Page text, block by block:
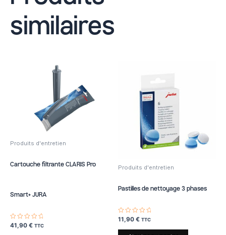
similaires
Produits d'entretien
Cartouche filtrante CLARIS Pro
Smart+ JURA
Note
41,90 € TTC
Produits d'entretien
Pastilles de nettoyage 3 phases
Note
sur
11,90 € TTC